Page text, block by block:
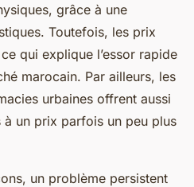
grâce à une
Toutefois, les prix
qui explique l’essor rapide
marocain. Par ailleurs, les
urbaines offrent aussi
à un prix parfois un peu plus
un problème persistent